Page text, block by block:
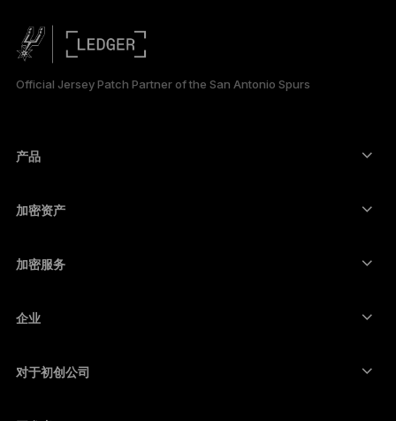
DEUTSCH
PORTUGUÊS
РУССКИЙ
العربية
Official Jersey Patch Partner of the San Antonio Spurs
产品
硬件钱包
Ledger Stax
Ledger Nano Classics
捆绑销售
加密资产
以太坊钱包
卡尔达诺钱包
门罗币钱包
加密服务
购买加密货币
互换加密货币
企业
对于初创公司